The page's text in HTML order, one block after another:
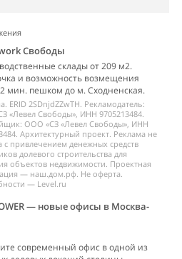
Свободы
склады от 209 м2.
и возможность возмещения
мин. пешком до м. Сходненская.
ERID 2SDnjdZZwTH. Рекламодатель:
«Левел Свободы», ИНН 9705213484.
ООО «СЗ «Левел Свободы», ИНН
Архитектурный проект. Реклама не
с привлечением денежных средств
долевого строительства для
объектов недвижимости. Проектная
— наш.дом.рф. Не оферта.
— Level.ru
— новые офисы в Москва-
современный офис в одной из